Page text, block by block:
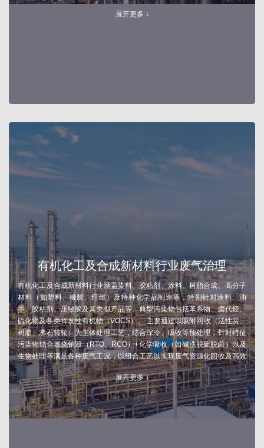
放与资源回收。
展开更多 ↓
有机化工及合成新材料行业废气治理
有机化工及合成新材料行业涵盖染料、胶粘剂、涂料、树脂合成、高分子
材料（如塑料、橡胶、纤维）及特种化学品制造等，特别针对涂料、油
墨、胶粘剂、压敏胶及其类似产品等。典型污染物包括苯系物、卤代烃、
硫化物及各类挥发性有机物（VOCS）。 主要通过以吸附回收（活性炭、
树脂、沸石转轮）为主体处理工艺，结合深冷、吸收等预处理，针对特征
污染物结合燃烧销毁（RTO、RCO）+化学吸收（如碱洗脱硫脱卤）以及
生物处理等满足各种废气工况，以组合工艺以实现废气资源化回收及高效
净化。
核心工艺：
1.多级多类吸附回收工艺处理超高浓度废气治理技术；
2.冷凝+吸附+燃烧（极低特征污染物结合高热值组分）全厂废气协同治理
技术；
展开更多 ↓